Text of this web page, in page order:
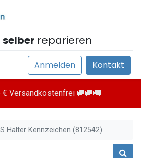
selber reparieren
Anmelden Kontakt
€ Versandkostenfrei 🚚🚚🚚
Halter Kennzeichen (812542)